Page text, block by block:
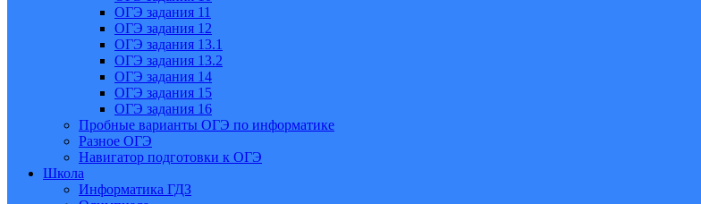
ОГЭ задания 11
ОГЭ задания 12
ОГЭ задания 13.1
ОГЭ задания 13.2
ОГЭ задания 14
ОГЭ задания 15
ОГЭ задания 16
Пробные варианты ОГЭ по информатике
Разное ОГЭ
Навигатор подготовки к ОГЭ
Школа
Информатика ГДЗ